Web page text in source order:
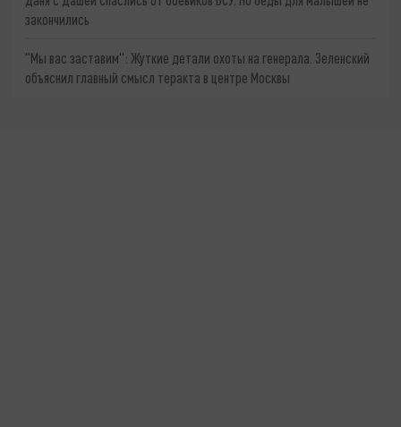
закончились
"Мы вас заставим": Жуткие детали охоты на генерала. Зеленский
объяснил главный смысл теракта в центре Москвы